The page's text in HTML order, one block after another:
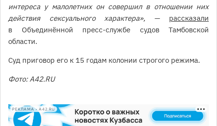
интереса у малолетних он совершил в отношении них
действия сексуального характера», — рассказали
в Объединённой пресс-службе судов Тамбовской
области.
Суд приговор его к 15 годам колонии строгого режима.
Фото: A42.RU
РЕКЛАМА • A42.RU